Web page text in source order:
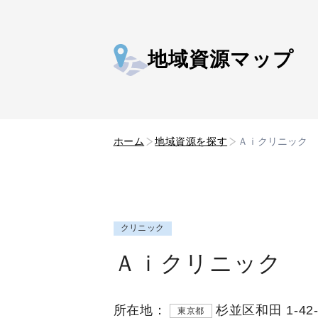
地域資源マップ
ホーム 地域資源を探す Ａｉクリニック
クリニック
Ａｉクリニック
所在地： 東京都 杉並区和田 1-